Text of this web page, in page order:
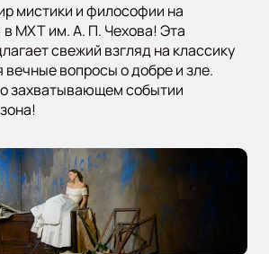
мистики и философии на
в МХТ им. А. П. Чехова! Эта
свежий взгляд на классику
вечные вопросы о добре и зле.
захватывающем событии